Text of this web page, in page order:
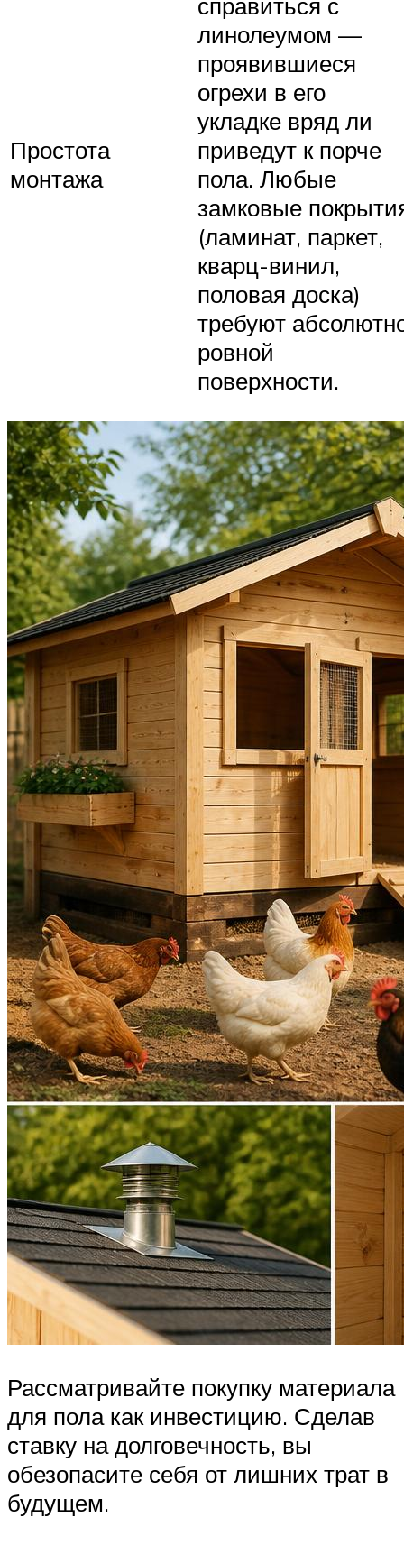
Простота
монтажа
линолеумом —
проявившиеся
огрехи в его
укладке вряд ли
приведут к порче
пола. Любые
замковые
(ламинат, паркет,
кварц-винил,
половая доска)
требуют
ровной
поверхности.
Рассматривайте покупку материала
для пола как инвестицию. Сделав
ставку на долговечность, вы
обезопасите себя от лишних трат в
будущем.